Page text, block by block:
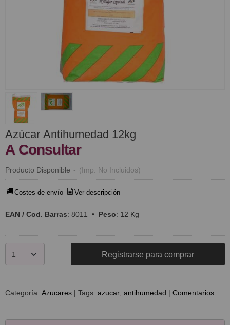
Azúcar Antihumedad 12kg
A Consultar
Producto Disponible - (Imp. No Incluidos)
Costes de envío Ver descripción
EAN / Cod. Barras: 8011 • Peso: 12 Kg
Registrarse para comprar
Categoría: Azucares | Tags: azucar antihumedad | Comentarios